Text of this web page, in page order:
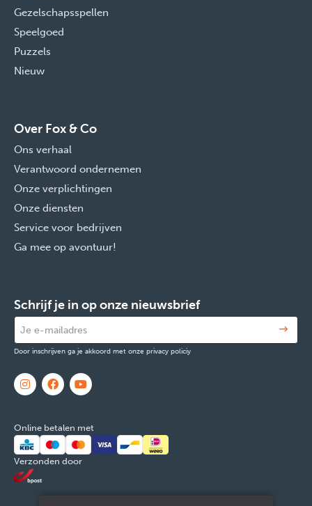
Gezelschapsspellen
Speelgoed
Puzzels
Nieuw
Over Fox & Co
Ons verhaal
Verantwoord ondernemen
Onze verplichtingen
Onze diensten
Service voor bedrijven
Ga mee op avontuur!
Schrijf je in op onze nieuwsbrief
Door inschrijven ga je akkoord met onze privacy policiy
Online betalen met
Verzonden door